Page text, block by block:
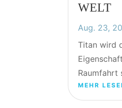
WELT
Aug. 23,
Titan wird
Raumfahrt
MEHR